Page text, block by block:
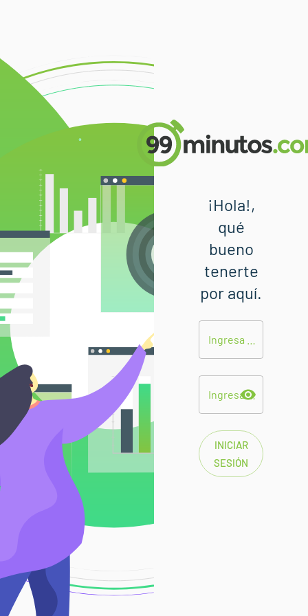
¡Hola!,
qué
bueno
tenerte
por aquí.
Ingresa tu contraseña
INICIAR
SESIÓN